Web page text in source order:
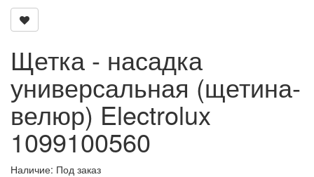
Щетка - насадка
универсальная (щетина-
велюр) Electrolux
1099100560
Наличие: Под заказ